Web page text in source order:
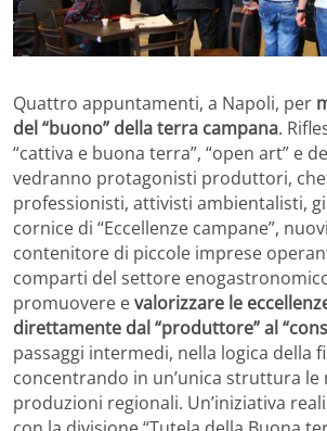
Quattro appuntamenti, a Napoli, per
del “buono” della terra campana.
“cattiva e buona terra”, “open art” e
vedranno protagonisti produttori,
professionisti, attivisti ambientalisti,
cornice di “Eccellenze campane”,
contenitore di piccole imprese
comparti del settore
promuovere evalorizzare le
direttamente dal “produttore” al
passaggi intermedi, nella logica della
concentrando in un’unica struttura le
produzioni regionali. Un’iniziativa